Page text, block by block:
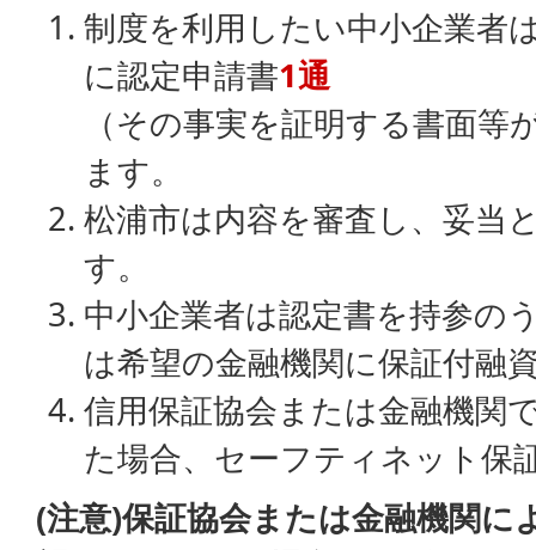
制度を利用したい中小企業者
に認定申請書1通
（その事実を証明する書面
ます。
松浦市は内容を審査し、妥当
す。
中小企業者は認定書を持参の
は希望の金融機関に保証付融
信用保証協会または金融機関
た場合、セーフティネット保
(注意)保証協会または金融機関に